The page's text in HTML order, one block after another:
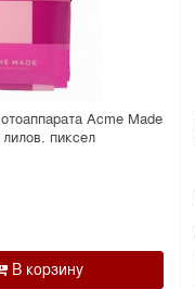
Acme Made
пиксел